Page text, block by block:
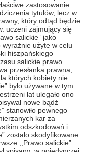
zastosowanie
tytułów, lecz w
który odtąd będzie
uczeni zajmujący się
salickie” jako
wyraźnie użyte w celu
hiszpańskiego
salickie prawo
przesłanka prawna,
których kobiety nie
było używane w tym
lat ulegało ono
nowe bądź
stanowiło pewnego
kar za
odszkodowań i
zostało skodyfikowane
,,Prawo salickie”